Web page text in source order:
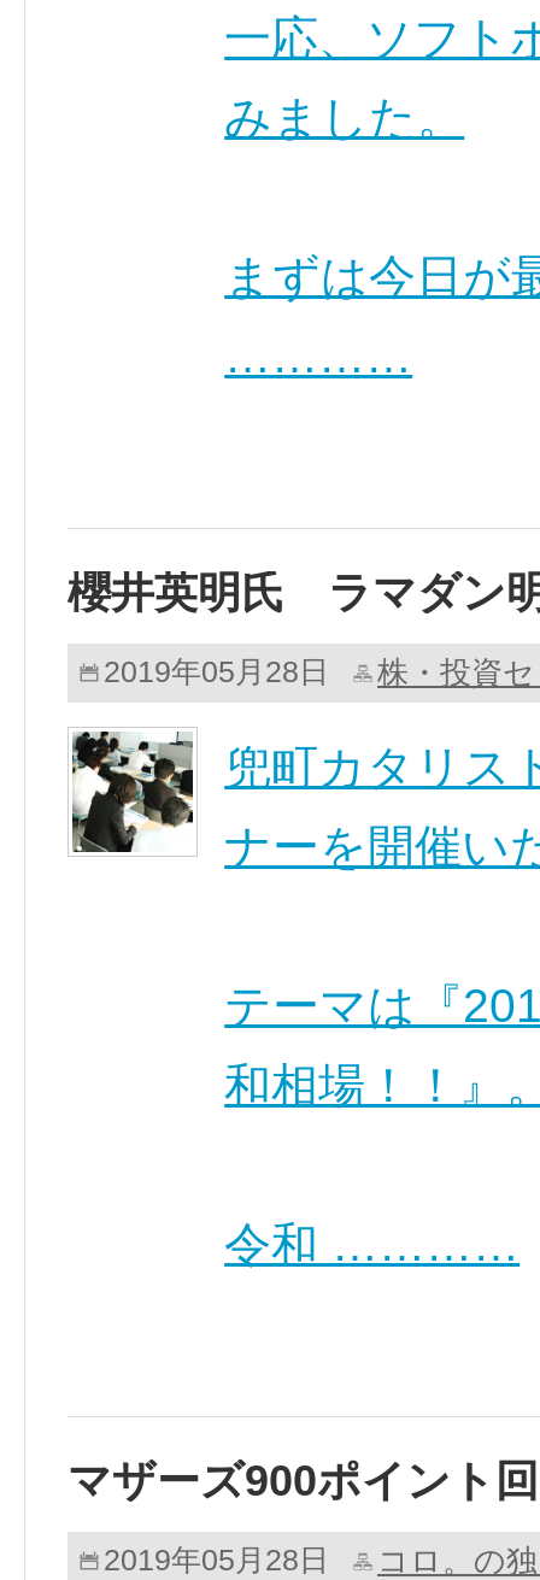
一応、ソフト
みました。
まずは今日が
…………
櫻井英明氏 ラマダン
2019年05月28日 株・投資
兜町カタリス
ナーを開催い
テーマは『
和相場！！』
令和 …………
マザーズ900ポイント
2019年05月28日 コロ。の